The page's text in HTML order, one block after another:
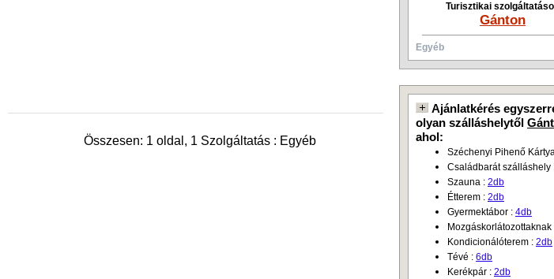
Összesen: 1 oldal, 1 Szolgáltatás : Egyéb
Turisztikai
Gánton
Egyéb
Ajánlatkérés
olyan szálláshelytől
ahol:
Széchenyi Pihenő
Családbarát szálláshely
Szauna : 2db
Étterem : 2db
Gyermektábor : 4db
Mozgáskorlátozottaknak
Kondicionálóterem : 2db
Tévé : 6db
Kerékpár : 2db